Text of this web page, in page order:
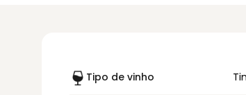
Tipo de vinho